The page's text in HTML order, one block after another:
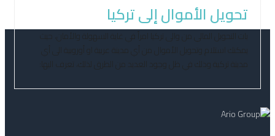
تحويل الأموال إلى تركيا
بات التحويل المالي من والى تركيا امراً في غاية السهولة والأمان، حيث
يمكنك استلام وتحويل الأموال من أي مدينة عربية او أوروبية الى أي
مدينة تركية وذلك في ظل وجود العديد من الطرق لذلك، تعرف اليها: